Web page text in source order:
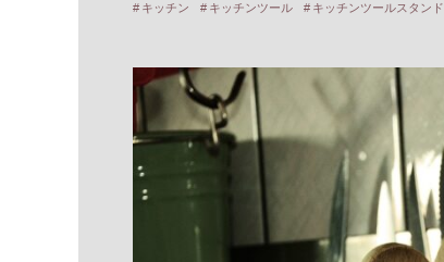
キッチン キッチンツール キッチンツールスタンド